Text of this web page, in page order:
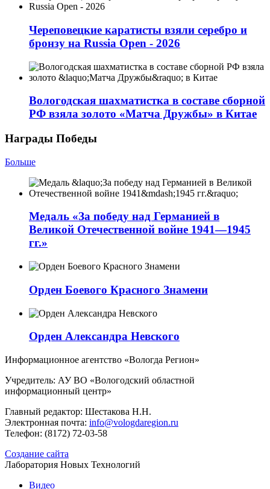
Череповецкие каратисты взяли серебро и
бронзу на Russia Open - 2026
Вологодская шахматистка в составе сборной
РФ взяла золото «Матча Дружбы» в Китае
Награды Победы
Больше
Медаль «За победу над Германией в
Великой Отечественной войне 1941—1945
гг.»
Орден Боевого Красного Знамени
Орден Александра Невского
Информационное агентство «Вологда Регион»
Учредитель: АУ ВО «Вологодский областной
информационный центр»
Главный редактор: Шестакова Н.Н.
Электронная почта: info@vologdaregion.ru
Телефон: (8172) 72-03-58
Создание сайта
Лаборатория Новых Технологий
Видео